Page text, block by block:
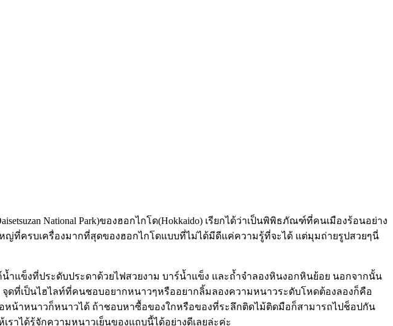
National Park)ของฮอกไกโด(Hokkaido) เรียกได้ว่าเป็นพิพิธภัณฑ์ที่คนเมืองร้อนอย่าง
ที่ครบเครื่องมากที่สุดของฮอกไกโดแบบที่ไม่ได้มีดีแค่ความรู้ที่จะได้ แต่มุมถ่ายรูปสวยๆนี่
แข็งที่ประดับประดาด้วยไฟสวยงาม บาร์น้ำแข็ง และถ้ำจำลองหินงอกหินย้อย นอกจากนั้น
จุดที่เป็นไฮไลท์ที่คนชอบอยากหนาวๆหรืออยากลิ้มลองความหนาวระดับโหดต้องลองก็คือ
หน้าหนาวก็หนาวได้ ถ้าชอบหาซื้อของใกหรือของที่ระลึกติดไม้ติดมือก็สามารถไปช็อปกัน
ได้รู้จักความหนาวเย็นของแถบนี้ได้อย่างดีเลยล่ะค่ะ